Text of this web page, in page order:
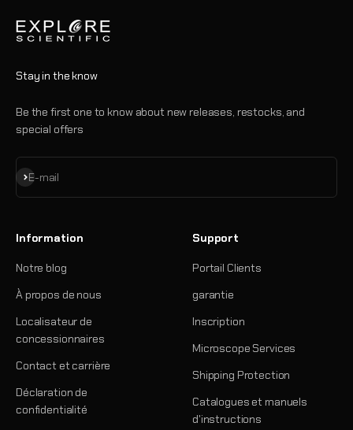
Stay in the know
Be the first one to know about new releases, restocks, and
special offers
E-mail
S'inscrire
Information
Notre blog
À propos de nous
Localisateur de
concessionnaires
Contact et carrière
Déclaration de
confidentialité
Support
Portail Clients
garantie
Inscription
Microscope Services
Shipping Protection
Catalogues et manuels
d'instructions